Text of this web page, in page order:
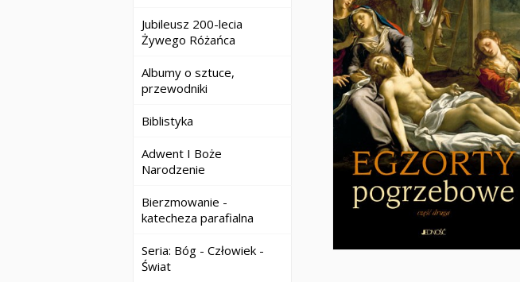
Jubileusz 200-lecia
Żywego Różańca
Albumy o sztuce,
przewodniki
Biblistyka
Adwent I Boże
Narodzenie
Bierzmowanie -
katecheza parafialna
Seria: Bóg - Człowiek -
Świat